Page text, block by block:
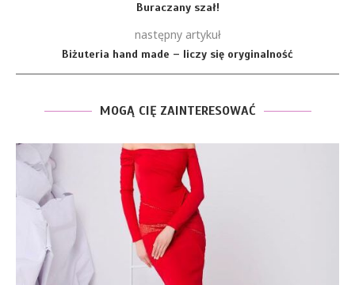
Buraczany szał!
następny artykuł
Biżuteria hand made – liczy się oryginalność
MOGĄ CIĘ ZAINTERESOWAĆ